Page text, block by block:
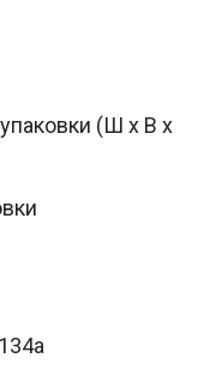
(Ш х В х